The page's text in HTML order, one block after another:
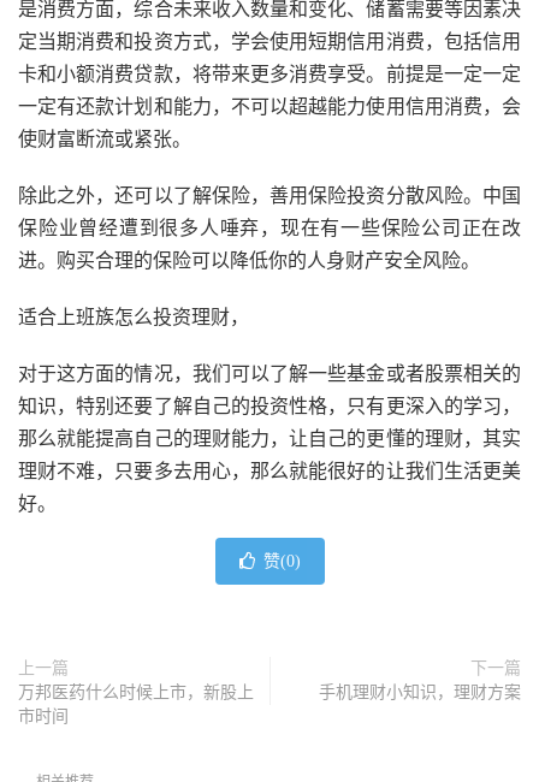
是消费方面，综合未来收入数量和变化、储蓄需要等因素决
定当期消费和投资方式，学会使用短期信用消费，包括信用
卡和小额消费贷款，将带来更多消费享受。前提是一定一定
一定有还款计划和能力，不可以超越能力使用信用消费，会
使财富断流或紧张。
除此之外，还可以了解保险，善用保险投资分散风险。中国
保险业曾经遭到很多人唾弃，现在有一些保险公司正在改
进。购买合理的保险可以降低你的人身财产安全风险。
适合上班族怎么投资理财，
对于这方面的情况，我们可以了解一些基金或者股票相关的
知识，特别还要了解自己的投资性格，只有更深入的学习，
那么就能提高自己的理财能力，让自己的更懂的理财，其实
理财不难，只要多去用心，那么就能很好的让我们生活更美
好。
赞(0)
上一篇
万邦医药什么时候上市，新股上
市时间
下一篇
手机理财小知识，理财方案